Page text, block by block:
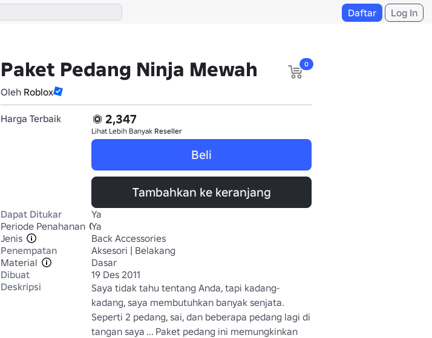
Daftar Log In
Paket Pedang Ninja Mewah
Oleh Roblox
0
Harga Terbaik 2,347
Lihat Lebih Banyak Reseller
Beli
Tambahkan ke keranjang
Dapat Ditukar
Ya
Periode Penahanan Ya
Jenis
Back Accessories
Penempatan
Aksesori | Belakang
Material
Dasar
Dibuat
19 Des 2011
Deskripsi
Saya tidak tahu tentang Anda, tapi kadang-
kadang, saya membutuhkan banyak senjata.
Seperti 2 pedang, sai, dan beberapa pedang lagi di
tangan saya ... Paket pedang ini memungkinkan